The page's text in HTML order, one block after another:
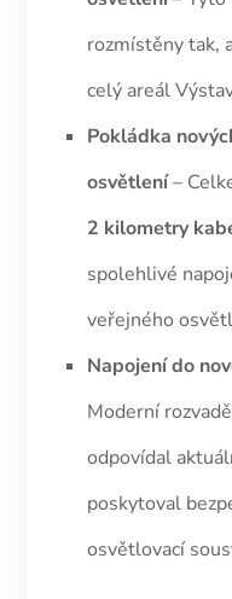
rozmístěny tak,
celý areál
Pokládka
osvětlení–
2 kilometry
spolehlivé
veřejného
Napojení do
Moderní
odpovídal
poskytoval
osvětlovací